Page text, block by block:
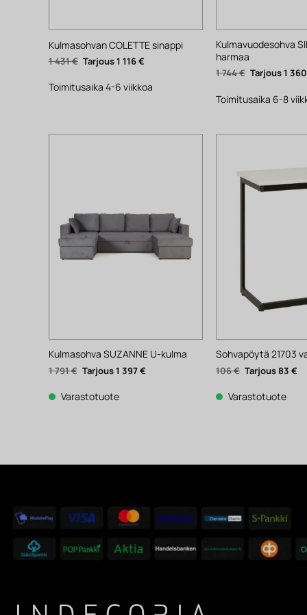
Kulmasohvan COLETTE sinappi
1 431€ Alkuperäinen
hinta
1
431 €.
1 116€Nykyinen
hinta
1
116 €.
Toimitusaika 4-6 viikkoa
Kulmavuodesohva
harmaa
1 744€ Alkuperäinen
hinta
1
744 €.
1
Toimitusaika 6-8
Kulmasohva SUZANNE U-kulma
1 791€ Alkuperäinen
hinta
1
791 €.
1 397€Nykyinen
hinta
Varastotuote
Sohvapöytä 21703
106€ Alkuperäinen
hinta
106 €.
83€
Varastotuote